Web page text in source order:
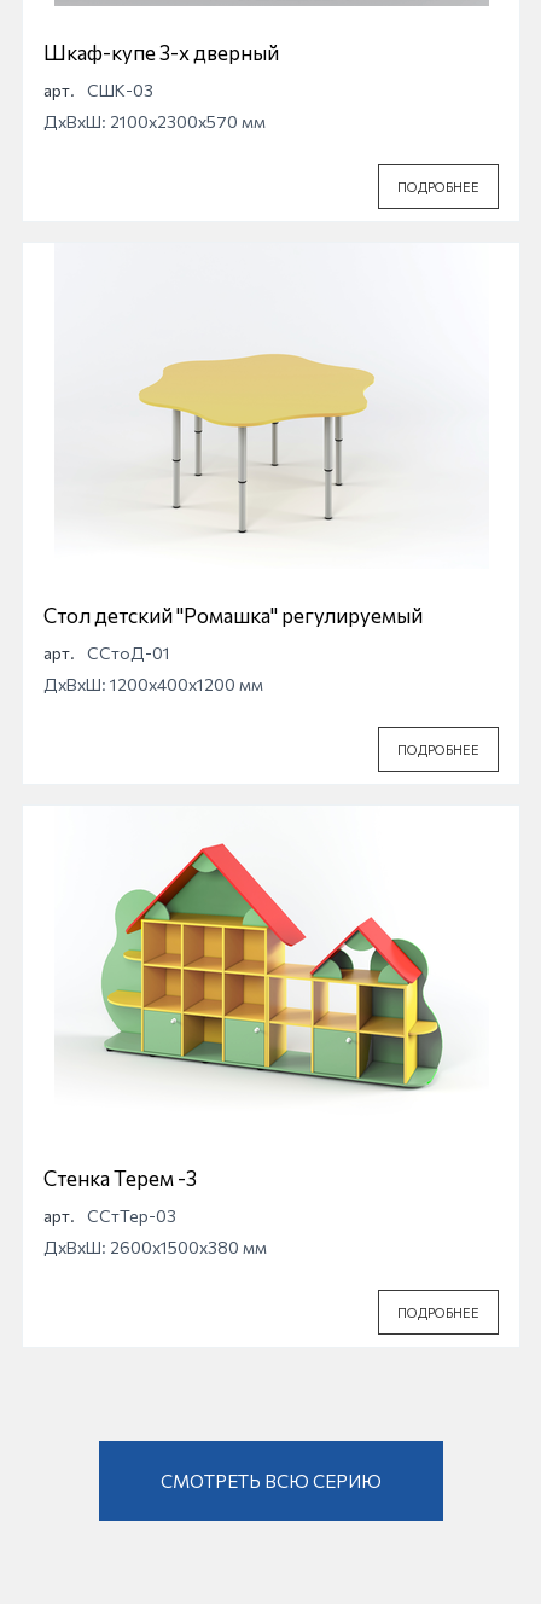
Шкаф-купе 3-х дверный
арт.
СШК-03
ДхВхШ: 2100x2300x570 мм
ПОДРОБНЕЕ
Стол детский "Ромашка" регулируемый
арт.
ССтоД-01
ДхВхШ: 1200x400x1200 мм
ПОДРОБНЕЕ
Стенка Терем -3
арт.
ССтТер-03
ДхВхШ: 2600x1500x380 мм
ПОДРОБНЕЕ
СМОТРЕТЬ ВСЮ СЕРИЮ